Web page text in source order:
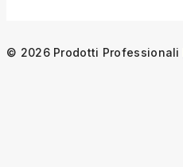
© 2026 Prodotti Professionali